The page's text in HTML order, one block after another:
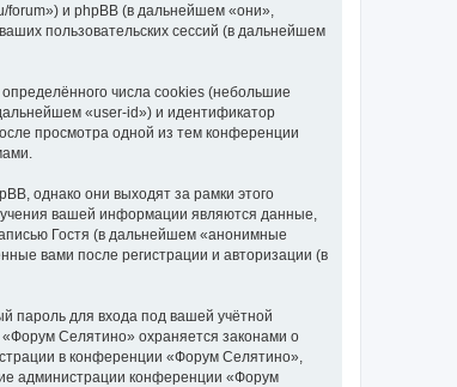
и phpBB (в дальнейшем «они»,
пользовательских сессий (в дальнейшем
числа cookies (небольшие
«user-id») и идентификатор
просмотра одной из тем конференции
однако они выходят за рамки этого
вашей информации являются данные,
Гостя (в дальнейшем «анонимные
вами после регистрации и авторизации (в
пароль для входа под вашей учётной
Селятино» охраняется законами о
в конференции «Форум Селятино»,
администрации конференции «Форум